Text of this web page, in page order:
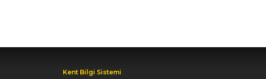
Kent Bilgi Sistemi